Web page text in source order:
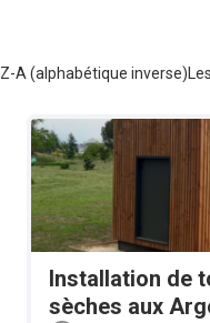
Z-A (alphabétique inverse)
Installation de
sèches aux